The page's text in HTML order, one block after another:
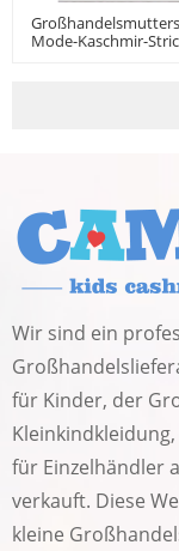
Mode-Kaschmir-
Wir sind ein
für Kinder, der
für Einzelhändler
verkauft. Diese
kleine